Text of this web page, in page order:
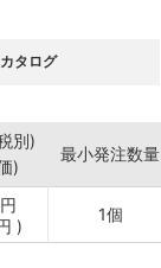
カタログ
別)
)
最小発注数量
円
)
1個